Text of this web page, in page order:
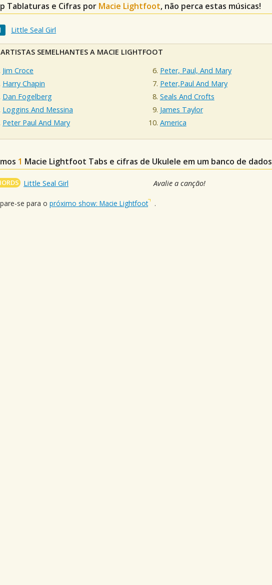
Tablaturas e Cifras por Macie Lightfoot, não perca estas músicas!
Little Seal Girl
ARTISTAS SEMELHANTES A MACIE LIGHTFOOT
Jim Croce
Harry Chapin
Dan Fogelberg
Loggins And Messina
Peter Paul And Mary
Peter, Paul, And Mary
Peter,Paul And Mary
Seals And Crofts
James Taylor
America
1 Macie Lightfoot Tabs e cifras de Ukulele em um banco de dados
Little Seal Girl Avalie a canção!
se para o próximo show: Macie Lightfoot .